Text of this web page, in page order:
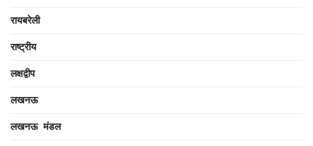
रायबरेली
राष्ट्रीय
लक्षद्वीप
लखनऊ
लखनऊ मंडल